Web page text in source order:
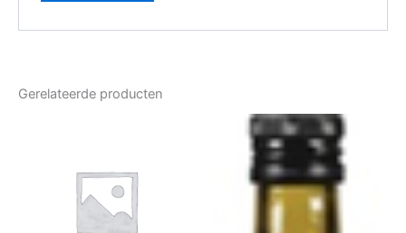
Gerelateerde producten